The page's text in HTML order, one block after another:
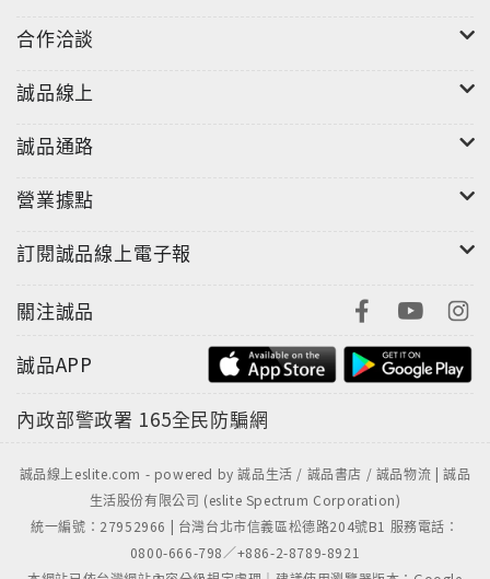
合作洽談
誠品線上
誠品通路
營業據點
訂閱誠品線上電子報
關注誠品
誠品APP
內政部警政署 165全民防騙網
誠品線上eslite.com - powered by 誠品生活 / 誠品書店 / 誠品物流 | 誠品
生活股份有限公司 (eslite Spectrum Corporation)
統一編號：27952966 | 台灣台北市信義區松德路204號B1 服務電話：
0800-666-798／+886-2-8789-8921